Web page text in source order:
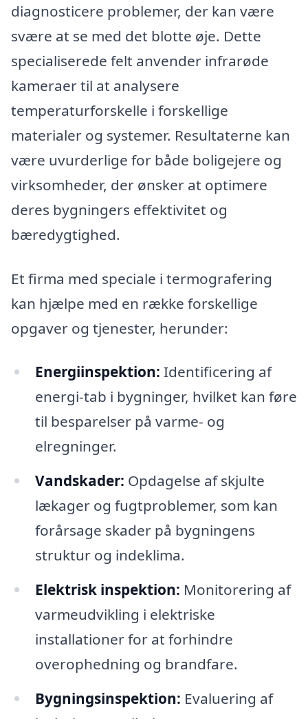
diagnosticere problemer, der kan være
svære at se med det blotte øje. Dette
specialiserede felt anvender infrarøde
kameraer til at analysere
temperaturforskelle i forskellige
materialer og systemer. Resultaterne kan
være uvurderlige for både boligejere og
virksomheder, der ønsker at optimere
deres bygningers effektivitet og
bæredygtighed.
Et firma med speciale i termografering
kan hjælpe med en række forskellige
opgaver og tjenester, herunder:
Energiinspektion: Identificering af
energi-tab i bygninger, hvilket kan føre
til besparelser på varme- og
elregninger.
Vandskader: Opdagelse af skjulte
lækager og fugtproblemer, som kan
forårsage skader på bygningens
struktur og indeklima.
Elektrisk inspektion: Monitorering af
varmeudvikling i elektriske
installationer for at forhindre
overophedning og brandfare.
Bygningsinspektion: Evaluering af